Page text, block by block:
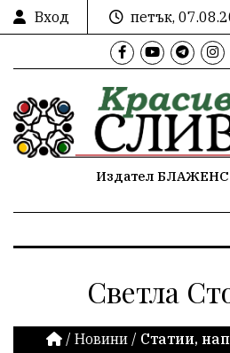
Вход
петък,
Издател
Светла
/ Новини / Статии,